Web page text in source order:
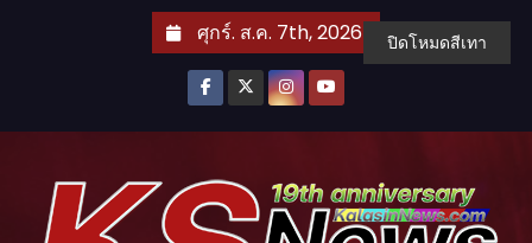
ศุกร์. ส.ค. 7th, 2026 ปิดโหมดสีเทา